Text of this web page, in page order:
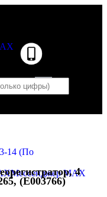
14 (По
Мессенджер MAX
4
(E003766)